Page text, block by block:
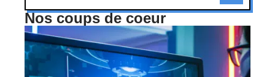
Nos coups de coeur